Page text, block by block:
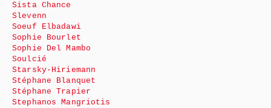
Sista Chance
Slevenn
Soeuf Elbadawi
Sophie Bourlet
Sophie Del Mambo
Soulcié
Starsky-Hiriemann
Stéphane Blanquet
Stéphane Trapier
Stephanos Mangriotis